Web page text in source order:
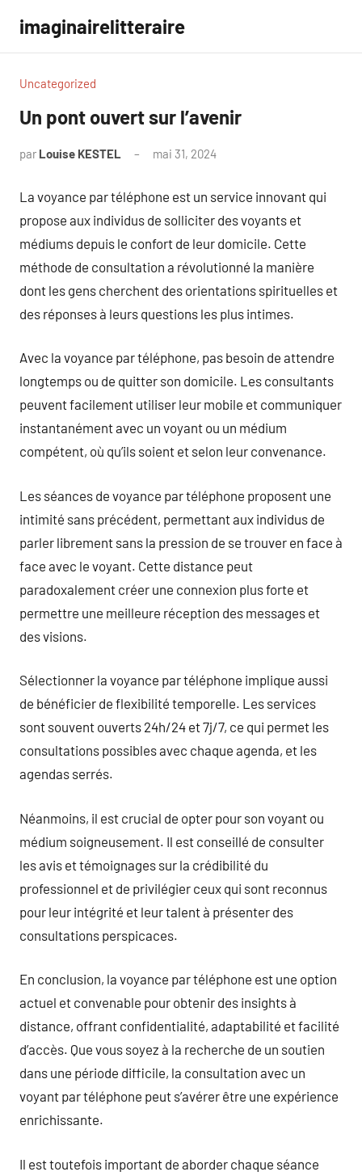
contenu
imaginairelitteraire
Uncategorized
Un pont ouvert sur l’avenir
par Louise KESTEL mai 31, 2024
La voyance par téléphone est un service innovant qui
propose aux individus de solliciter des voyants et
médiums depuis le confort de leur domicile. Cette
méthode de consultation a révolutionné la manière
dont les gens cherchent des orientations spirituelles et
des réponses à leurs questions les plus intimes.
Avec la voyance par téléphone, pas besoin de attendre
longtemps ou de quitter son domicile. Les consultants
peuvent facilement utiliser leur mobile et communiquer
instantanément avec un voyant ou un médium
compétent, où qu’ils soient et selon leur convenance.
Les séances de voyance par téléphone proposent une
intimité sans précédent, permettant aux individus de
parler librement sans la pression de se trouver en face à
face avec le voyant. Cette distance peut
paradoxalement créer une connexion plus forte et
permettre une meilleure réception des messages et
des visions.
Sélectionner la voyance par téléphone implique aussi
de bénéficier de flexibilité temporelle. Les services
sont souvent ouverts 24h/24 et 7j/7, ce qui permet les
consultations possibles avec chaque agenda, et les
agendas serrés.
Néanmoins, il est crucial de opter pour son voyant ou
médium soigneusement. Il est conseillé de consulter
les avis et témoignages sur la crédibilité du
professionnel et de privilégier ceux qui sont reconnus
pour leur intégrité et leur talent à présenter des
consultations perspicaces.
En conclusion, la voyance par téléphone est une option
actuel et convenable pour obtenir des insights à
distance, offrant confidentialité, adaptabilité et facilité
d’accès. Que vous soyez à la recherche de un soutien
dans une période difficile, la consultation avec un
voyant par téléphone peut s’avérer être une expérience
enrichissante.
Il est toutefois important de aborder chaque séance